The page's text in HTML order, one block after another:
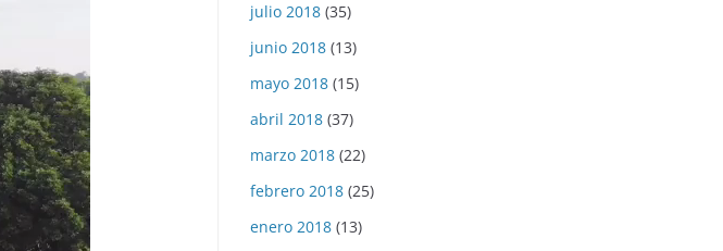
julio 2018 (35)
junio 2018 (13)
mayo 2018 (15)
abril 2018 (37)
marzo 2018 (22)
febrero 2018 (25)
enero 2018 (13)